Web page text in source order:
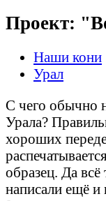
Проект:
Наши кони
Урал
С чего обычно
Урала?
хороших
образец. Да
написали ещё и